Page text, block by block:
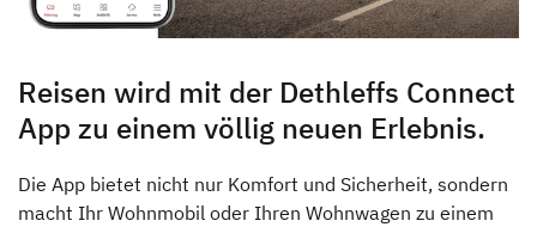
Dethleffs Versprechen
Unternehmen
Händlersuche
Reisen wird mit der Dethleffs Connect
App zu einem völlig neuen Erlebnis.
Die App bietet nicht nur Komfort und Sicherheit, sondern
macht Ihr Wohnmobil oder Ihren Wohnwagen zu einem